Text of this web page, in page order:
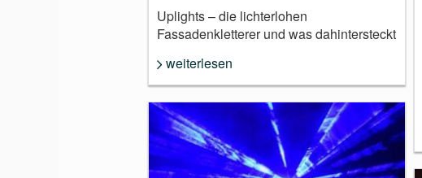
Uplights – die lichterlohen
Fassadenkletterer und was dahintersteckt
weiterlesen